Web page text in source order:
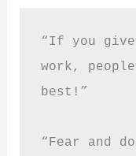
“If you
work,
best!”
“Fear and